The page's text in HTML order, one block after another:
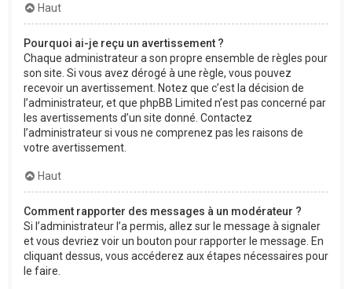
Haut
Pourquoi ai-je reçu un avertissement ?
Chaque administrateur a son propre ensemble de règles pour
son site. Si vous avez dérogé à une règle, vous pouvez
recevoir un avertissement. Notez que c’est la décision de
l’administrateur, et que phpBB Limited n’est pas concerné par
les avertissements d’un site donné. Contactez
l’administrateur si vous ne comprenez pas les raisons de
votre avertissement.
Haut
Comment rapporter des messages à un modérateur ?
Si l’administrateur l’a permis, allez sur le message à signaler
et vous devriez voir un bouton pour rapporter le message. En
cliquant dessus, vous accéderez aux étapes nécessaires pour
le faire.